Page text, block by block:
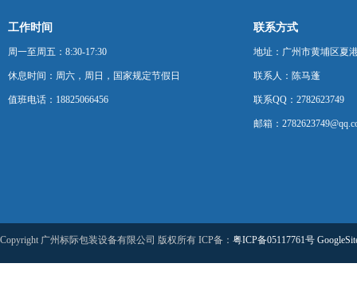
工作时间
周一至周五：8:30-17:30
休息时间：周六，周日，国家规定节假日
值班电话：18825066456
联系方式
地址：广州市黄埔区夏
联系人：陈马蓬
联系QQ：2782623749
邮箱：
Copyright 广州标际包装设备有限公司 版权所有 ICP备： 粤ICP备05117761号